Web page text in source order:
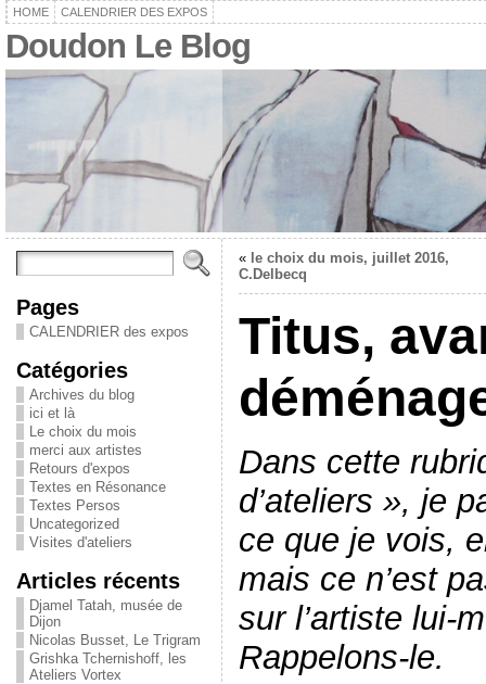
HOME CALENDRIER DES EXPOS
Doudon Le Blog
Pages
CALENDRIER des expos
Catégories
Archives du blog
ici et là
Le choix du mois
merci aux artistes
Retours d'expos
Textes en Résonance
Textes Persos
Uncategorized
Visites d'ateliers
Articles récents
Djamel Tatah, musée de
Dijon
Nicolas Busset, Le Trigram
Grishka Tchernishoff, les
Ateliers Vortex
« le choix du mois, juillet 2016,
C.Delbecq
Titus,
Dans cette
d’ateliers », je
ce que je vois,
mais ce n’est
sur l’artiste lui-
Rappelons-le.